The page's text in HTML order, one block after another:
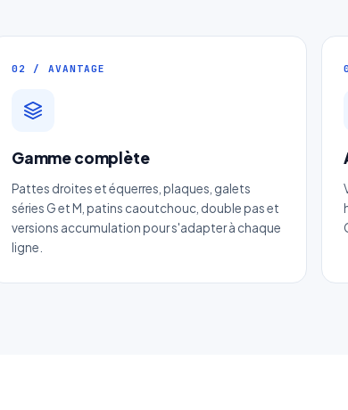
02 / AVANTAGE
Gamme complète
Pattes droites et équerres, plaques, galets
séries G et M, patins caoutchouc, double pas et
versions accumulation pour s'adapter à chaque
ligne.
Devis Chaine industrie du bois
Réponse sous 24h — Sans engagement
*